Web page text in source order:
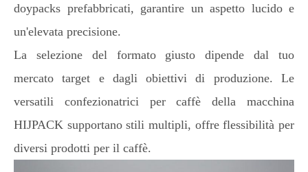
doypacks prefabbricati, garantire un aspetto lucido e
un'elevata precisione.
La selezione del formato giusto dipende dal tuo
mercato target e dagli obiettivi di produzione. Le
versatili confezionatrici per caffè della macchina
HIJPACK supportano stili multipli, offre flessibilità per
diversi prodotti per il caffè.